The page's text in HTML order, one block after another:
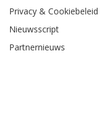
Privacy & Cookiebeleid
Nieuwsscript
Partnernieuws